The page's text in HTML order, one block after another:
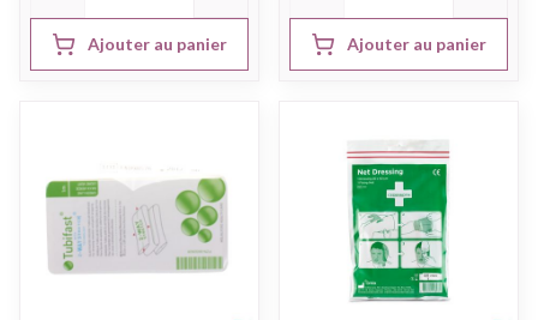
Ajouter au panier Ajouter au panier